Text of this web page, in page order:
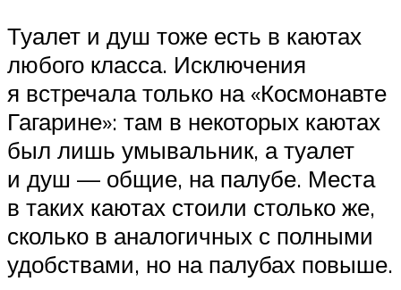
Туалет и душ тоже есть в каютах
любого класса. Исключения
я встречала только на «Космонавте
Гагарине»: там в некоторых каютах
был лишь умывальник, а туалет
и душ — общие, на палубе. Места
в таких каютах стоили столько же,
сколько в аналогичных с полными
удобствами, но на палубах повыше.